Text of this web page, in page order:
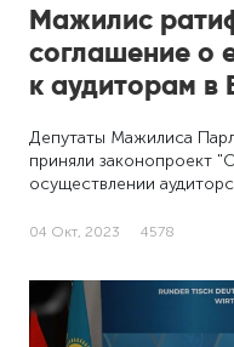
Мажилис
соглашение о
к аудиторам в
Депутаты Мажилиса
приняли законопроект
осуществлении
04 Окт, 2023 4578